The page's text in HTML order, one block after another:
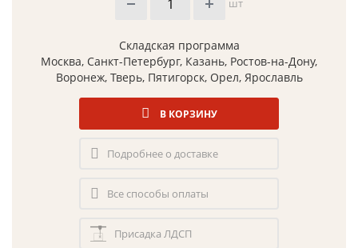
Складская программа
Москва, Санкт-Петербург, Казань, Ростов-на-Дону,
Воронеж, Тверь, Пятигорск, Орел, Ярославль
В КОРЗИНУ
Подробнее о доставке
Все способы оплаты
Присадка ЛДСП